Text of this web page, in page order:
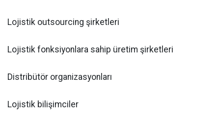
Lojistik outsourcing şirketleri
Lojistik fonksiyonlara sahip üretim şirketleri
Distribütör organizasyonları
Lojistik bilişimciler